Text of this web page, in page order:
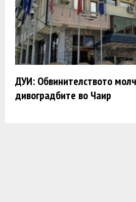
ДУИ: Обвинителството
дивоградбите во Чаир